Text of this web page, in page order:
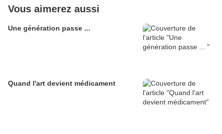
Vous aimerez aussi
Une génération passe ...
Quand l'art devient médicament